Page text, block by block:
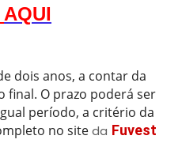
AQUI
dois anos, a contar da
final. O prazo poderá ser
período, a critério da
no siteda Fuvest